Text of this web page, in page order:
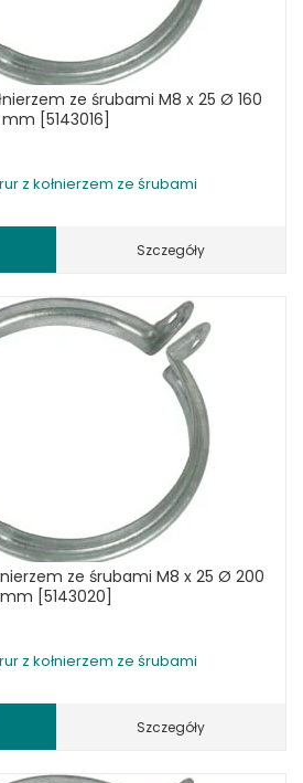
ze śrubami M8 x 25 Ø 160
mm [5143016]
z kołnierzem ze śrubami
Szczegóły
ze śrubami M8 x 25 Ø 200
mm [5143020]
z kołnierzem ze śrubami
Szczegóły